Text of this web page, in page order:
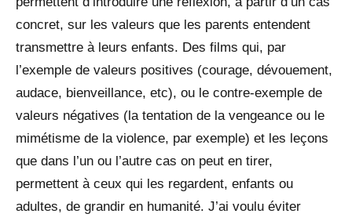
concret, sur les valeurs que les parents entendent
transmettre à leurs enfants. Des films qui, par
l’exemple de valeurs positives (courage, dévouement,
audace, bienveillance, etc), ou le contre-exemple de
valeurs négatives (la tentation de la vengeance ou le
mimétisme de la violence, par exemple) et les leçons
que dans l’un ou l’autre cas on peut en tirer,
permettent à ceux qui les regardent, enfants ou
adultes, de grandir en humanité. J’ai voulu éviter